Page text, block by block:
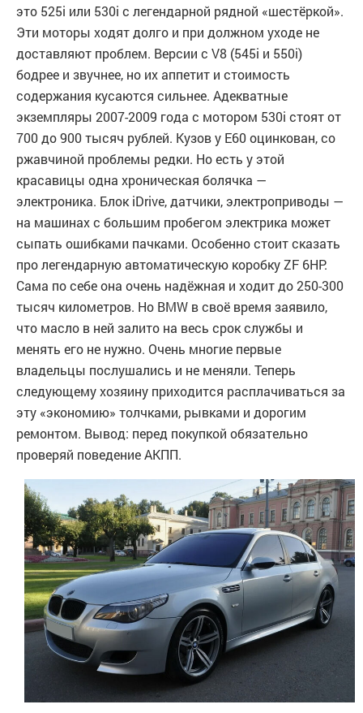
это 525i или 530i с легендарной рядной «шестёркой».
Эти моторы ходят долго и при должном уходе не
доставляют проблем. Версии с V8 (545i и 550i)
бодрее и звучнее, но их аппетит и стоимость
содержания кусаются сильнее. Адекватные
экземпляры 2007-2009 года с мотором 530i стоят от
700 до 900 тысяч рублей. Кузов у E60 оцинкован, со
ржавчиной проблемы редки. Но есть у этой
красавицы одна хроническая болячка —
электроника. Блок iDrive, датчики, электроприводы —
на машинах с большим пробегом электрика может
сыпать ошибками пачками. Особенно стоит сказать
про легендарную автоматическую коробку ZF 6HP.
Сама по себе она очень надёжная и ходит до 250-300
тысяч километров. Но BMW в своё время заявило,
что масло в ней залито на весь срок службы и
менять его не нужно. Очень многие первые
владельцы послушались и не меняли. Теперь
следующему хозяину приходится расплачиваться за
эту «экономию» толчками, рывками и дорогим
ремонтом. Вывод: перед покупкой обязательно
проверяй поведение АКПП.